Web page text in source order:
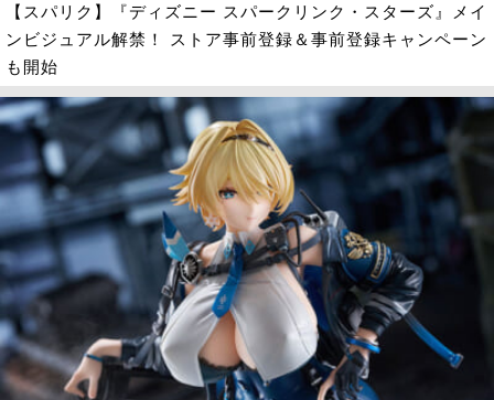
【スパリク】『ディズニー スパークリンク・スターズ』メイ
ンビジュアル解禁！ ストア事前登録＆事前登録キャンペーン
も開始